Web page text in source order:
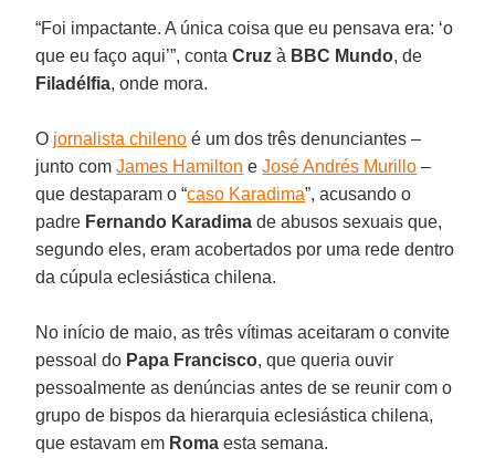
“Foi impactante. A única coisa que eu pensava era: ‘o
que eu faço aqui’”, contaCruz à BBC Mundo, de
Filadélfia, onde mora.
O jornalista chileno é um dos três denunciantes –
junto comJames Hamilton eJosé Andrés Murillo –
que destaparam o “caso Karadima”, acusando o
padre Fernando Karadima de abusos sexuais que,
segundo eles, eram acobertados por uma rede dentro
da cúpula eclesiástica chilena.
No início de maio, as três vítimas aceitaram o convite
pessoal do Papa Francisco, que queria ouvir
pessoalmente as denúncias antes de se reunir com o
grupo de bispos da hierarquia eclesiástica chilena,
que estavam em Roma esta semana.